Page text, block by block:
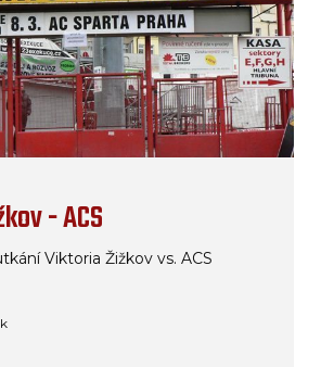
- ACS
Viktoria Žižkov vs. ACS